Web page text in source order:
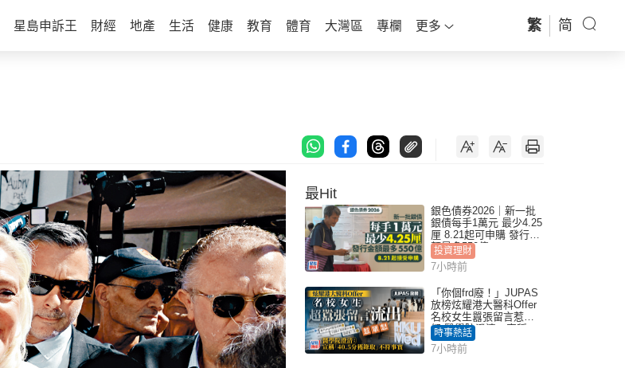
星島申訴王 財經 地產 生活 健康 教育 體育 大灣區 專欄 更多 繁 简
最Hit
銀色債券2026｜新一批
銀債每手1萬元 最少4.25
厘 8.21起可申購 發行金
額最多550億
投資理財
7小時前
「你個frd廢！」JUPAS
放榜炫耀港大醫科Offer
名校女生囂張留言惹眾
怒 醫學院澄清：宣稱
「40.5分獲錄取」不符事
實｜Juicy叮
時事熱話
7小時前